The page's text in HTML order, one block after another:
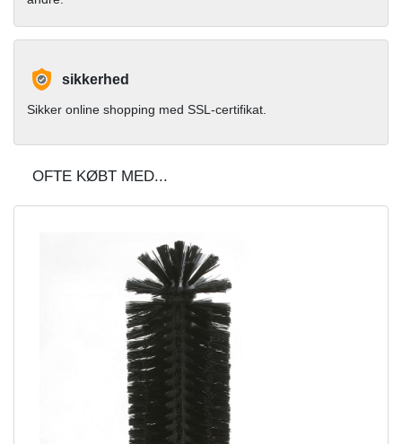
sikkerhed
Sikker online shopping med SSL-certifikat.
OFTE KØBT MED...